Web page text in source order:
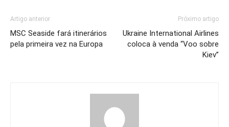
Artigo anterior
MSC Seaside fará itinerários
pela primeira vez na Europa
Próximo artigo
Ukraine International Airlines
coloca à venda “Voo sobre
Kiev”